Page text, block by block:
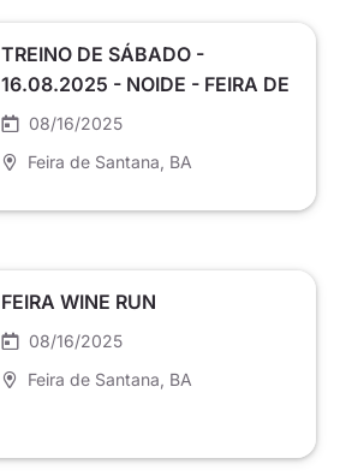
TREINO DE SÁBADO -
16.08.2025 - NOIDE - FEIRA DE
SANTANA
08/16/2025
Feira de Santana , BA
FEIRA WINE RUN
08/16/2025
Feira de Santana , BA